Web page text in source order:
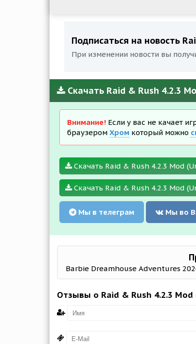
Подписаться на новость
При изменении новости вы
Скачать Raid & Rush 4.2.3
Внимание! Если у вас не качает
браузером Хром который можно
Скачать Raid & Rush 4.2.3 Mod
Скачать Raid & Rush 4.2.3 Mod
Мы в телеграм Мы во
Barbie Dreamhouse Adventures
Отзывы о Raid & Rush 4.2.3